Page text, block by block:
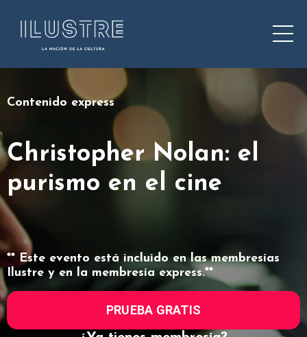
Contenido express
Christopher Nolan: el
purismo en el cine
** Este evento está incluido en las membresías
Ilustre y en la membresía express.**
PRUEBA GRATIS